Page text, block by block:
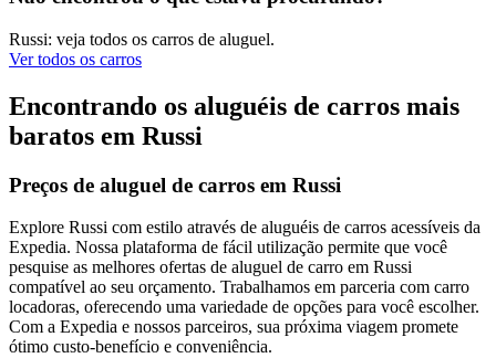
Russi: veja todos os carros de aluguel.
Ver todos os carros
Encontrando os aluguéis de carros mais
baratos em Russi
Preços de aluguel de carros em Russi
Explore Russi com estilo através de aluguéis de carros acessíveis da
Expedia. Nossa plataforma de fácil utilização permite que você
pesquise as melhores ofertas de aluguel de carro em Russi
compatível ao seu orçamento. Trabalhamos em parceria com carro
locadoras, oferecendo uma variedade de opções para você escolher.
Com a Expedia e nossos parceiros, sua próxima viagem promete
ótimo custo-benefício e conveniência.